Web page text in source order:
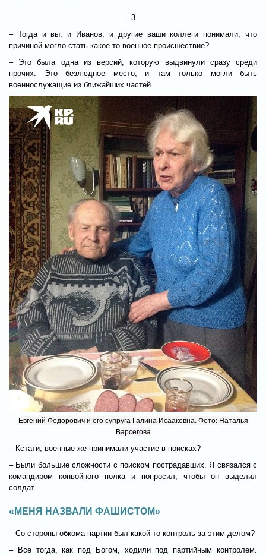
- 3 -
– Тогда и вы, и Иванов, и другие ваши коллеги понимали, что
причиной могло стать какое-то военное происшествие?
– Это была одна из версий, которую выдвинули сразу среди
прочих. Это безлюдное место, и там только могли быть
военнослужащие из ближайших частей.
Евгений Федорович и его супруга Галина Исааковна. Фото: Наталья
Варсегова
– Кстати, военные же принимали участие в поисках?
– Были большие сложности с поиском пострадавших. Я связался с
командиром конвойного полка и попросил, чтобы он выделил
солдат.
«МЕНЯ НАЗВАЛИ ФАШИСТОМ»
– Со стороны обкома партии был какой-то контроль за этим делом?
– Все тогда, как под Богом, ходили под партийным контролем.